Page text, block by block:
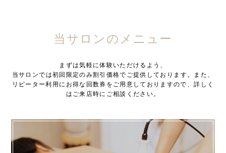
当サロンのメニュー
まずは気軽に体験いただけるよう、
当サロンでは初回限定のみ割引価格でご提供しております。また、
リピーター利用にお得な回数券をご用意しておりますので、詳しく
はご来店時にご相談ください。